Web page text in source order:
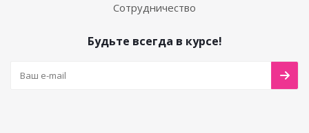
Сотрудничество
Будьте всегда в курсе!